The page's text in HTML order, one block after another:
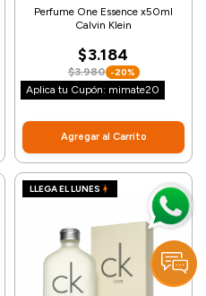
Perfume One Essence x50ml
Calvin Klein
$3.184
$3.980 -20%
Aplica tu Cupón: mimate20
Agregar al Carrito
LLEGA EL LUNES